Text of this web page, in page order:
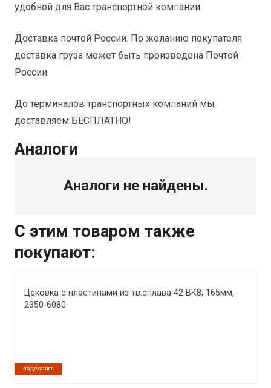
удобной для Вас транспортной компании.
Доставка почтой России. По желанию покупателя
доставка груза может быть произведена Почтой
России.
До терминалов транспортных компаний мы
доставляем БЕСПЛАТНО!
Аналоги
Аналоги не найдены.
С этим товаром также
покупают:
Цековка с пластинами из тв.сплава 42 ВК8, 165мм,
2350-6080
ПОДРОБНЕЕ